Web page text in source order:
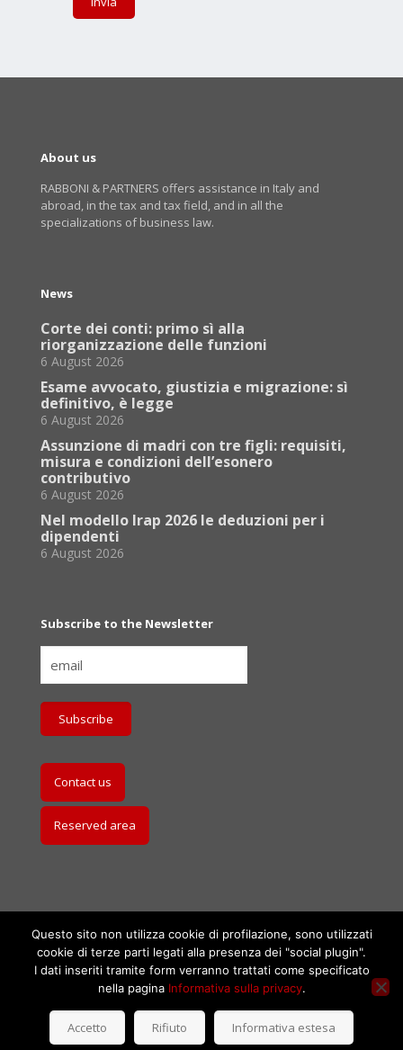
About us
RABBONI & PARTNERS offers assistance in Italy and
abroad, in the tax and tax field, and in all the
specializations of business law.
News
Corte dei conti: primo sì alla
riorganizzazione delle funzioni
6 August 2026
Esame avvocato, giustizia e migrazione: sì
definitivo, è legge
6 August 2026
Assunzione di madri con tre figli: requisiti,
misura e condizioni dell’esonero
contributivo
6 August 2026
Nel modello Irap 2026 le deduzioni per i
dipendenti
6 August 2026
Subscribe to the Newsletter
Contact us
Reserved area
2018 © Studio Rabboni | P.iva 12707150152 | Privacy Policy
Questo sito non utilizza cookie di profilazione, sono utilizzati
cookie di terze parti legati alla presenza dei "social plugin".
I dati inseriti tramite form verranno trattati come specificato
nella pagina Informativa sulla privacy.
Accetto Rifiuto Informativa estesa